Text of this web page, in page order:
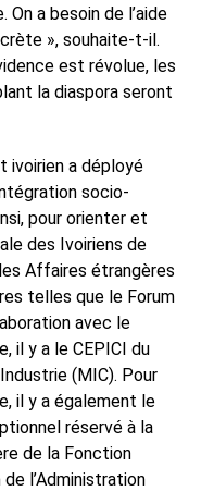
a besoin de l’aide
», souhaite-t-il.
est révolue, les
la diaspora seront
ivoirien a déployé
socio-
pour orienter et
des Ivoiriens de
Affaires étrangères
telles que le Forum
avec le
il y a le CEPICI du
(MIC). Pour
il y a également le
réservé à la
de la Fonction
l’Administration